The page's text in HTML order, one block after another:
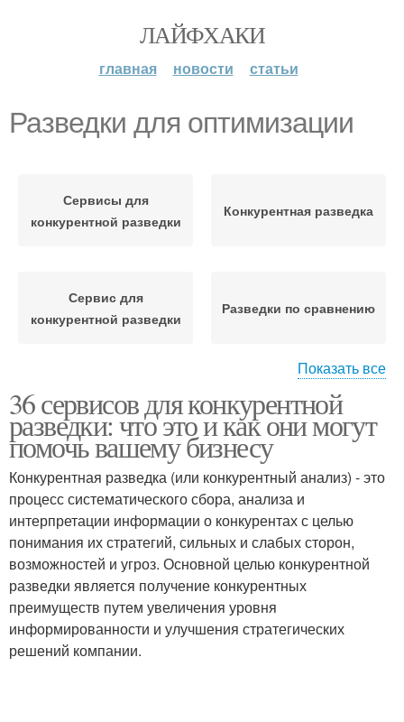
ЛАЙФХАКИ
главная новости статьи
Разведки для оптимизации
Сервисы для
конкурентной разведки
Конкурентная разведка
Сервис для
конкурентной разведки
Разведки по сравнению
Разведки для анализа
Показать все
36 сервисов для конкурентной
разведки: что это и как они могут
помочь вашему бизнесу
Конкурентная разведка (или конкурентный анализ) - это
процесс систематического сбора, анализа и
интерпретации информации о конкурентах с целью
понимания их стратегий, сильных и слабых сторон,
возможностей и угроз. Основной целью конкурентной
разведки является получение конкурентных
преимуществ путем увеличения уровня
информированности и улучшения стратегических
решений компании.